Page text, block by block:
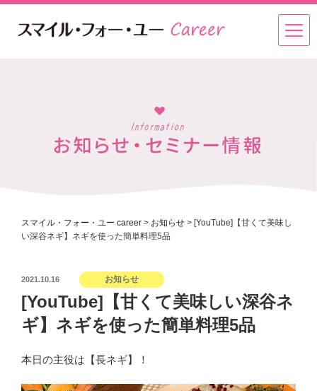
スマイル・フォー・ユー career > お知らせ > [YouTube]【甘くて美味し
い深谷ネギ】ネギを使った簡単料理5品
投
日:
2021.10.16 お知らせ
[YouTube]【甘くて美味しい深谷ネ
ギ】ネギを使った簡単料理5品
本日の主役は【長ネギ】！